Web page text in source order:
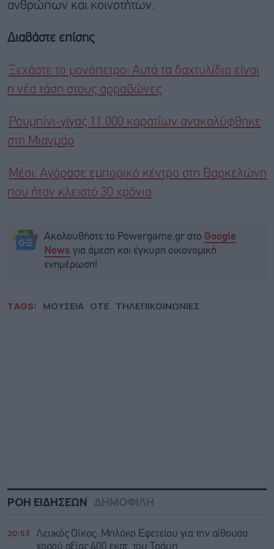
ανθρώπων και κοινοτήτων.
Διαβάστε επίσης
Ξεχάστε το μονόπετρο: Αυτά τα δαχτυλίδια είναι
η νέα τάση στους αρραβώνες
Ρουμπίνι-γίγας 11.000 καρατίων ανακαλύφθηκε
στη Μιανμάρ
Μέσι: Αγόρασε εμπορικό κέντρο στη Βαρκελώνη
που ήταν κλειστό 30 χρόνια
Ακολουθήστε το Powergame.gr στο Google
News για άμεση και έγκυρη οικονομική
ενημέρωση!
TAGS: ΜΟΥΣΕΙΑ ΟΤΕ ΤΗΛΕΠΙΚΟΙΝΩΝΙΕΣ
ΡΟΗ ΕΙΔΗΣΕΩΝ ΔΗΜΟΦΙΛΗ
20:53
Λευκός Οίκος: Μπλόκο Εφετείου για την αίθουσα
χορού αξίας 400 εκατ. του Τράμπ